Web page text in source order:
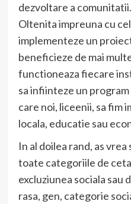
dezvoltare a
Oltenita impreuna cu
implementeze un
beneficieze de mai
functioneaza fiecare
sa infiinteze un
care noi, liceenii, sa fim
locala, educatie sau
In al doilea rand, as
toate categoriile de
excluziunea sociala sau
rasa, gen, categorie